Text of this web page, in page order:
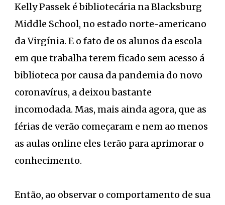
Kelly Passek é bibliotecária na Blacksburg
Middle School, no estado norte-americano
da Virgínia. E o fato de os alunos da escola
em que trabalha terem ficado sem acesso á
biblioteca por causa da pandemia do novo
coronavírus, a deixou bastante
incomodada. Mas, mais ainda agora, que as
férias de verão começaram e nem ao menos
as aulas online eles terão para aprimorar o
conhecimento.
Então, ao observar o comportamento de sua